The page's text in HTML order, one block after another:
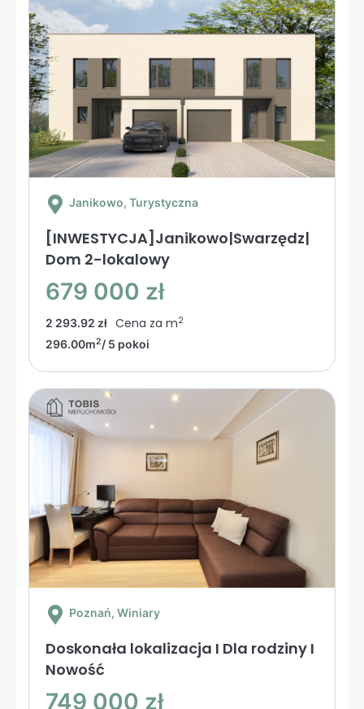
Janikowo, Turystyczna
[INWESTYCJA]Janikowo|Swarzędz|
Dom 2-lokalowy
679 000 zł
2 293.92 zł Cena za m2
296.00m2/ 5 pokoi
Poznań, Winiary
Doskonała lokalizacja I Dla rodziny I
Nowość
749 000 zł